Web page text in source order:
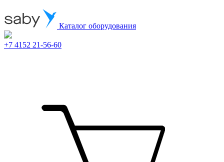
Каталог оборудования
+7 4152 21-56-60